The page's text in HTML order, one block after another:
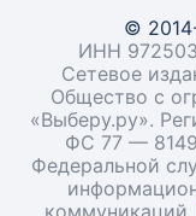
©
ИНН
Сетевое
Общество с
«Выберу.ру».
ФС 77 —
Федеральной
коммуникаций.